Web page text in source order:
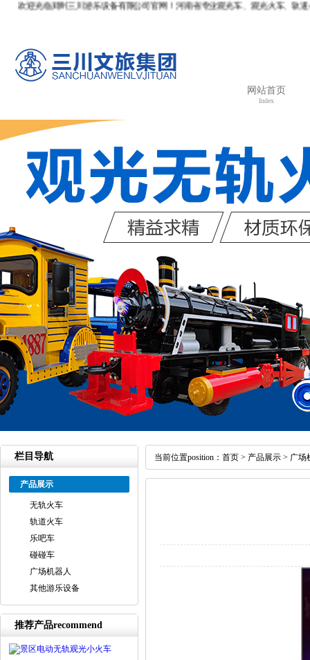
迎光临郑州三川游乐设备有限公司官网！河南省专业观光车、观光火车、轨道小火
网站首页
Index
栏目导航
产品展示
无轨火车
轨道火车
乐吧车
碰碰车
广场机器人
其他游乐设备
推荐产品recommend
当前位置position： 首页 > 产品展示 > 广场